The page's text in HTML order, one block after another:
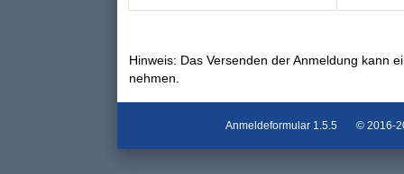
Hinweis: Das Versenden der Anmeldung kann
nehmen.
Anmeldeformular 1.5.5 © 2016-